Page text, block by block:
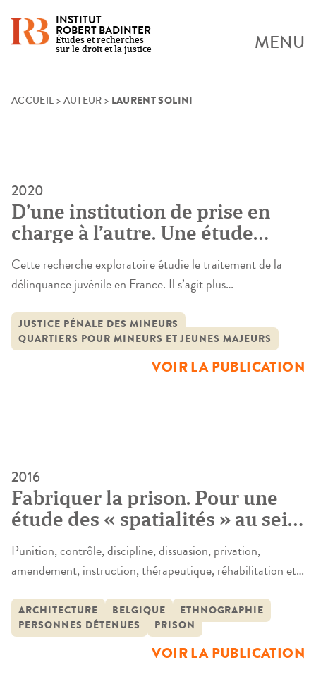
Skip
INSTITUT
ROBERT BADINTER
Études et recherches
sur le droit et la justice
MENU
ACCUEIL > AUTEUR > LAURENT SOLINI
2020
D’une institution de prise en
charge à l’autre. Une étude
exploratoire des socialisations
institutionnelles des mineurs
sous main de justice
Cette recherche exploratoire étudie le traitement de la
délinquance juvénile en France. Il s’agit plus
placements et replacements, dont les jeunes sous main de
justice font l’objet et qui sont à l’origine de ce que nombre
de personnels de justice nomment « la discontinuité
JUSTICE PÉNALE DES MINEURS
QUARTIERS POUR MINEURS ET JEUNES MAJEURS
VOIR LA PUBLICATION
2016
Fabriquer la prison. Pour une
étude des « spatialités » au sein
de cinq prisons belges et
françaises
Punition, contrôle, discipline, dissuasion, privation,
amendement, instruction, thérapeutique, réhabilitation et
fonctions relatives à l’enfermement carcéral ne cessent de
se multiplier y compris pour s’opposer les unes aux autres.
La fabrique de la prison, des programmes de construction,
ARCHITECTURE BELGIQUE
ETHNOGRAPHIE
PERSONNES DÉTENUES
PRISON
VOIR LA PUBLICATION